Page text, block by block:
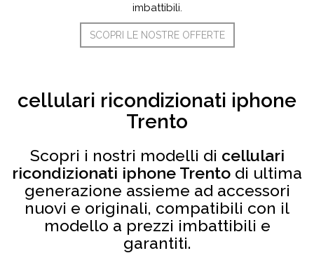
imbattibili.
SCOPRI LE NOSTRE OFFERTE
cellulari ricondizionati iphone
Trento
Scopri i nostri modelli di cellulari
ricondizionati iphone Trento di ultima
generazione assieme ad accessori
nuovi e originali, compatibili con il
modello a prezzi imbattibili e
garantiti.